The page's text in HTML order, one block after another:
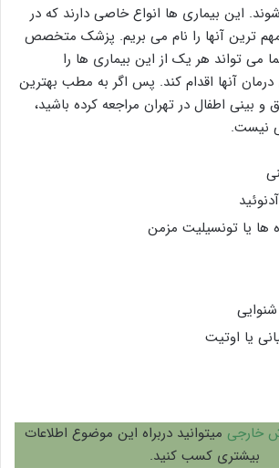
این بیماری ها انواع خاصی دارند که در
ترین آنها را نام می بریم. پزشک متخصص
می تواند هر یک از این بیماری ها را
آنها اقدام کند. پس اگر به مطب بهترین
اطفال در تهران مراجعه کرده باشید،
نیست.
ها یا تونسیلیت مزمن
یا اوتیت
خارجی میتوانید دربراه این موضوع اطلاعات
بیشتری کسب کنید.